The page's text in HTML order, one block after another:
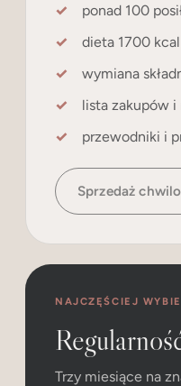
ponad 100
dieta 1700 kcal
wymiana
lista zakupów
przewodniki i
Sprzedaż
NAJCZĘŚCIEJ
Trzy miesiące na